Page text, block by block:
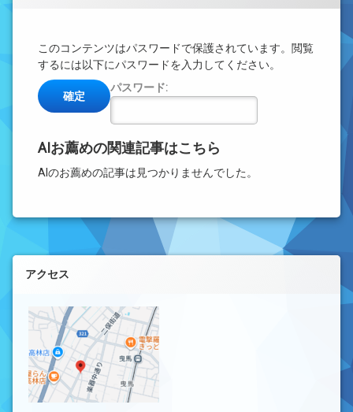
このコンテンツはパスワードで保護されています。閲覧
するには以下にパスワードを入力してください。
パスワード:
AIお薦めの関連記事はこちら
AIのお薦めの記事は見つかりませんでした。
左サイドバー
アクセス